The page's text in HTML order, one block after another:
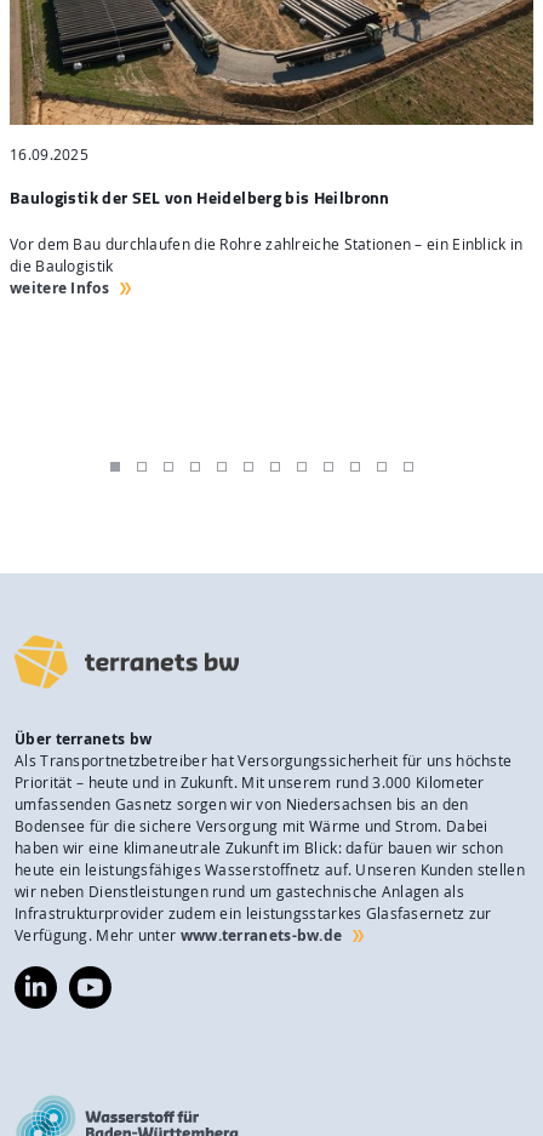
16.09.2025
Baulogistik der SEL von Heidelberg bis Heilbronn
Vor dem Bau durchlaufen die Rohre zahlreiche Stationen – ein Einblick in
die Baulogistik
weitere Infos
Über terranets bw
Als Transportnetzbetreiber hat Versorgungssicherheit für uns höchste
Priorität – heute und in Zukunft. Mit unserem rund 3.000 Kilometer
umfassenden Gasnetz sorgen wir von Niedersachsen bis an den
Bodensee für die sichere Versorgung mit Wärme und Strom. Dabei
haben wir eine klimaneutrale Zukunft im Blick: dafür bauen wir schon
heute ein leistungsfähiges Wasserstoffnetz auf. Unseren Kunden stellen
wir neben Dienstleistungen rund um gastechnische Anlagen als
Infrastrukturprovider zudem ein leistungsstarkes Glasfasernetz zur
Verfügung. Mehr unter www.terranets-bw.de
https://www.linkedin.com/company/terranets-
bw-
https://www.youtube.com/@terranetsbw